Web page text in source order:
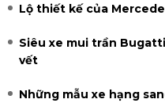
Lộ thiết kế của
Siêu xe mui trần
vết
Những mẫu xe hạng